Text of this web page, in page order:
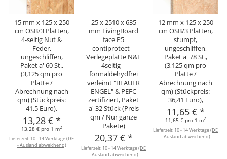
15 mm x 125 x 250
cm OSB/3 Platten,
4-seitig Nut &
Feder,
ungeschliffen,
Paket a' 60 St.,
(3,125 qm pro
Platte /
Abrechnung nach
qm) (Stückpreis:
41,5 Euro),
13,28 € *
13,28 € pro 1 m2
Lieferzeit: 10 - 14 Werktage(DE
- Ausland abweichend)
25 x 2510 x 635
mm LivingBoard
face P5
contiprotect |
Verlegeplatte N&F
4seitig |
formaldehydfrei
verleimt "BLAUER
ENGEL" & PEFC
zertifiziert, Paket
a' 32 Stück (Preis
qm / Nur ganze
Pakete)
20,37 € *
Lieferzeit: 10 - 14 Werktage(DE
- Ausland abweichend)
12 mm x 125 x 250
cm OSB/3 Platten,
stumpf,
ungeschliffen,
Paket a' 78 St.,
(3,125 qm pro
Platte /
Abrechnung nach
qm) (Stückpreis:
36,41 Euro),
11,65 € *
11,65 € pro 1 m2
Lieferzeit: 10 - 14 Werktage(DE
- Ausland abweichend)